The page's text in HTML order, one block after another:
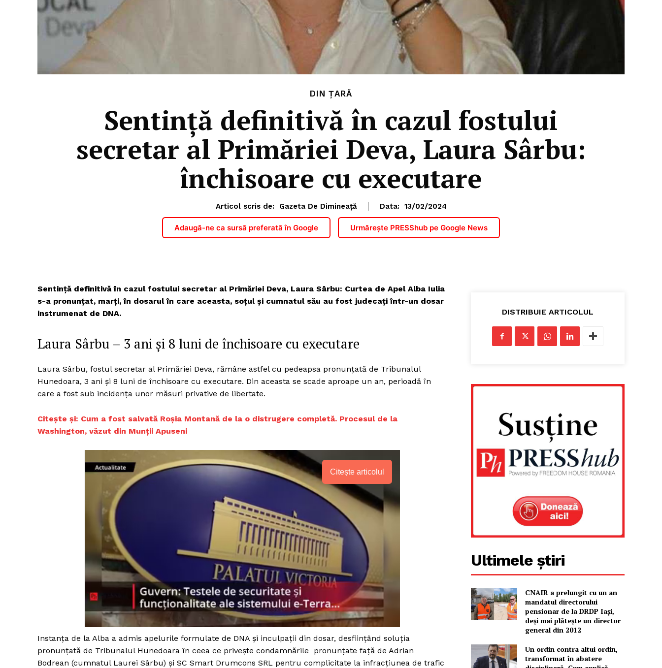
DIN ȚARĂ
Sentință definitivă în cazul fostului
secretar al Primăriei Deva, Laura Sârbu:
închisoare cu executare
Articol scris de: Gazeta De Dimineață Data: 13/02/2024
Adaugă-ne ca sursă preferată în Google Urmărește PRESShub pe Google News
Sentință definitivă în cazul fostului secretar al Primăriei Deva, Laura Sârbu: Curtea de Apel Alba Iulia
s-a pronunțat, marți, în dosarul în care aceasta, soțul și cumnatul său au fost judecați într-un dosar
instrumenat de DNA.
Laura Sârbu – 3 ani și 8 luni de închisoare cu executare
Laura Sârbu, fostul secretar al Primăriei Deva, rămâne astfel cu pedeapsa pronunțată de Tribunalul
Hunedoara, 3 ani și 8 luni de închisoare cu executare. Din aceasta se scade aproape un an, perioadă în
care a fost sub incidenţa unor măsuri privative de libertate.
Citește și: Cum a fost salvată Roșia Montană de la o distrugere completă. Procesul de la
Washington, văzut din Munții Apuseni
Citește articolul
Instanța de la Alba a admis apelurile formulate de DNA și inculpații din dosar, desființând soluția
pronunțată de Tribunalul Hunedoara în ceea ce privește condamnările pronunțate față de Adrian
Bodrean (cumnatul Laurei Sârbu) și SC Smart Drumcons SRL pentru complicitate la infracțiunea de trafic
DISTRIBUIE ARTICOLUL
Ultimele știri
CNAIR a prelungit cu un an
mandatul directorului
pensionar de la DRDP Iași,
deși mai plătește un director
general din 2012
Un ordin contra altui ordin,
transformat în abatere